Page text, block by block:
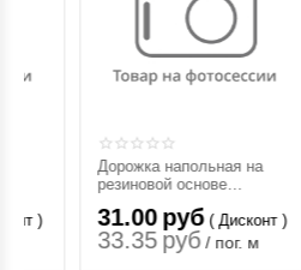
Дорожка напольная на
резиновой основе
31.00руб( Дисконт )
33.35руб/ пог. м